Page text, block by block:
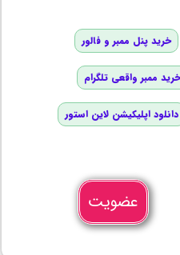
خرید پنل ممبر و فالور
خرید ممبر واقعی تلگرام
دانلود اپلیکیشن لاین استور
عضویت